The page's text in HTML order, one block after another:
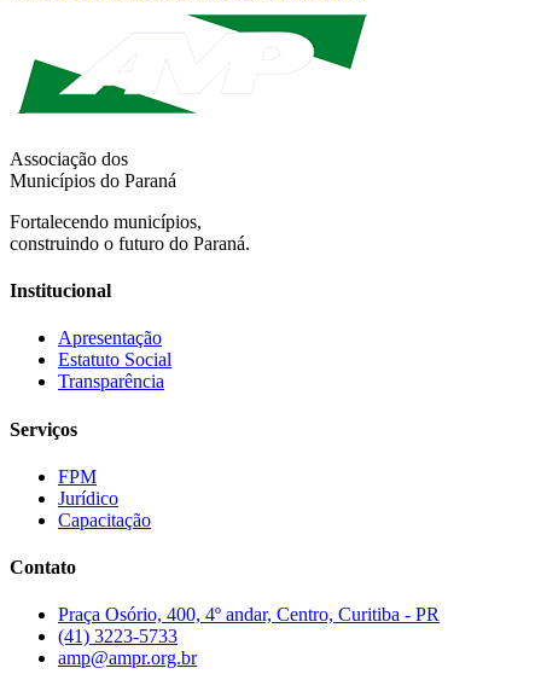
Associação dos
Municípios do Paraná
Fortalecendo municípios,
construindo o futuro do Paraná.
Institucional
Apresentação
Estatuto Social
Transparência
Serviços
FPM
Jurídico
Capacitação
Contato
Praça Osório, 400, 4º andar, Centro, Curitiba - PR
(41) 3223-5733
amp@ampr.org.br